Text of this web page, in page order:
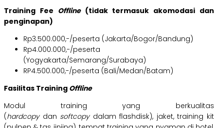
Training Fee Offline (tidak termasuk akomodasi dan
penginapan)
Rp3.500.000,-/peserta (Jakarta/Bogor/Bandung)
Rp4.000.000,-/peserta
(Yogyakarta/Semarang/Surabaya)
RP4.500.000,-/peserta (Bali/Medan/Batam)
Fasilitas Training Offline
Modul training yang berkualitas
(hardcopydan softcopy dalam flashdisk), jaket, training kit